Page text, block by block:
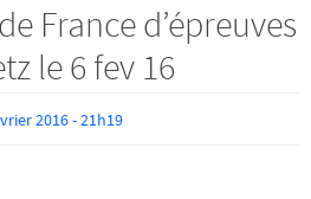
France d’épreuves
le 6 fev 16
2016 - 21h19